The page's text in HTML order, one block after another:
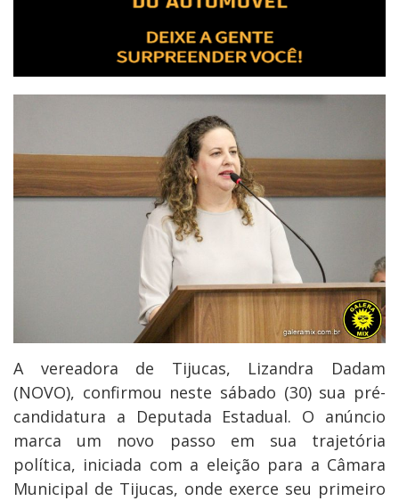
A vereadora de Tijucas, Lizandra Dadam
(NOVO), confirmou neste sábado (30) sua pré-
candidatura a Deputada Estadual. O anúncio
marca um novo passo em sua trajetória
política, iniciada com a eleição para a Câmara
Municipal de Tijucas, onde exerce seu primeiro